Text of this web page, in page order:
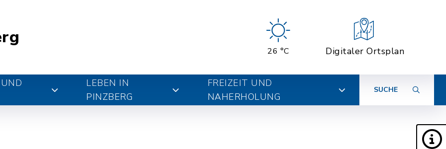
26 °C Digitaler Ortsplan
LEBEN IN
PINZBERG
FREIZEIT UND
NAHERHOLUNG
SUCHE